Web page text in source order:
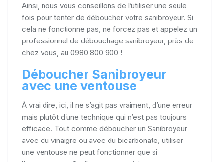
Ainsi, nous vous conseillons de l’utiliser une seule
fois pour tenter de déboucher votre sanibroyeur. Si
cela ne fonctionne pas, ne forcez pas et appelez un
professionnel de débouchage sanibroyeur, près de
chez vous, au 0980 800 900 !
Déboucher Sanibroyeur
avec une ventouse
À vrai dire, ici, il ne s’agit pas vraiment, d’une erreur
mais plutôt d’une technique qui n’est pas toujours
efficace. Tout comme déboucher un Sanibroyeur
avec du vinaigre ou avec du bicarbonate, utiliser
une ventouse ne peut fonctionner que si